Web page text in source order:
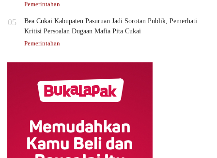
Pemerintahan
05
Bea Cukai Kabupaten Pasuruan Jadi Sorotan Publik, Pemerhati
Kritisi Persoalan Dugaan Mafia Pita Cukai
Pemerintahan